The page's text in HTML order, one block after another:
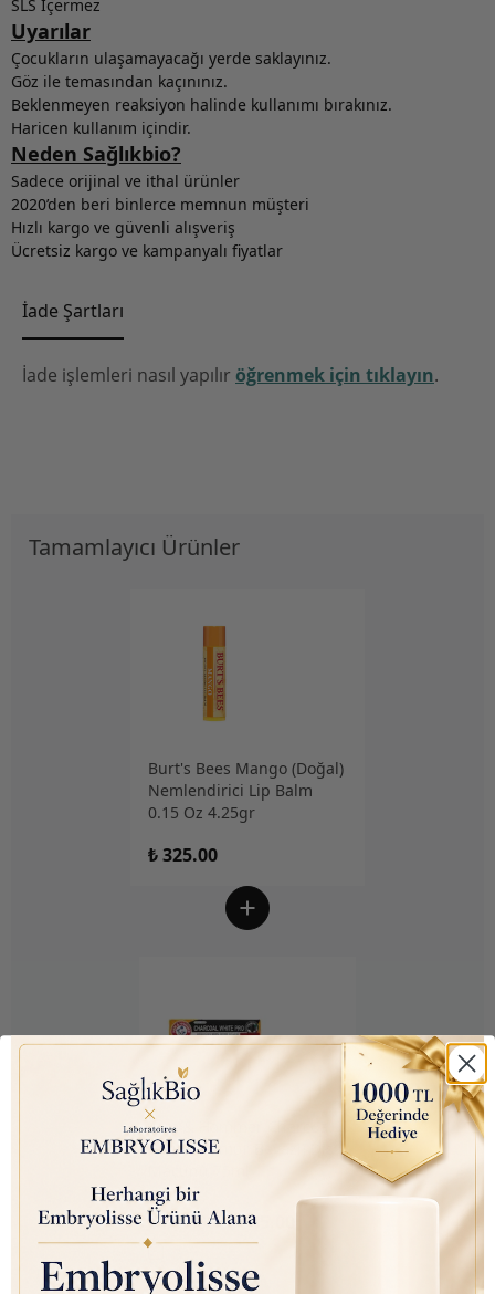
SLS İçermez
Uyarılar
Çocukların ulaşamayacağı yerde saklayınız.
Göz ile temasından kaçınınız.
Beklenmeyen reaksiyon halinde kullanımı bırakınız.
Haricen kullanım içindir.
Neden Sağlıkbio?
Sadece orijinal ve ithal ürünler
2020’den beri binlerce memnun müşteri
Hızlı kargo ve güvenli alışveriş
Ücretsiz kargo ve kampanyalı fiyatlar
İade Şartları
İade işlemleri nasıl yapılır öğrenmek için tıklayın.
Tamamlayıcı Ürünler
Burt's Bees Mango (Doğal)
Nemlendirici Lip Balm
0.15 Oz 4.25gr
₺ 325.00
Arm & Hammer Charcoal
White (Kömür Beyazı) Diş
₺ 350.00 ₺ 145.00